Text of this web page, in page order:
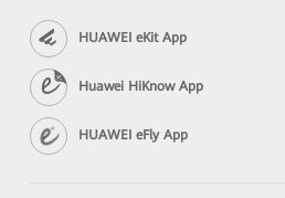
HUAWEI eKit App
Huawei HiKnow App
HUAWEI eFly App